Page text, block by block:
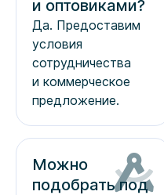
и оптовиками?
Да. Предоставим
условия
сотрудничества
и коммерческое
предложение.
Можно
подобрать под